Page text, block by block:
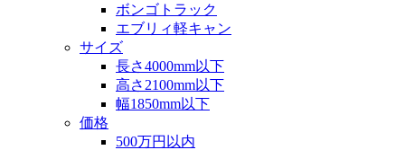
ボンゴトラック
エブリィ軽キャン
サイズ
長さ4000mm以下
高さ2100mm以下
幅1850mm以下
価格
500万円以内